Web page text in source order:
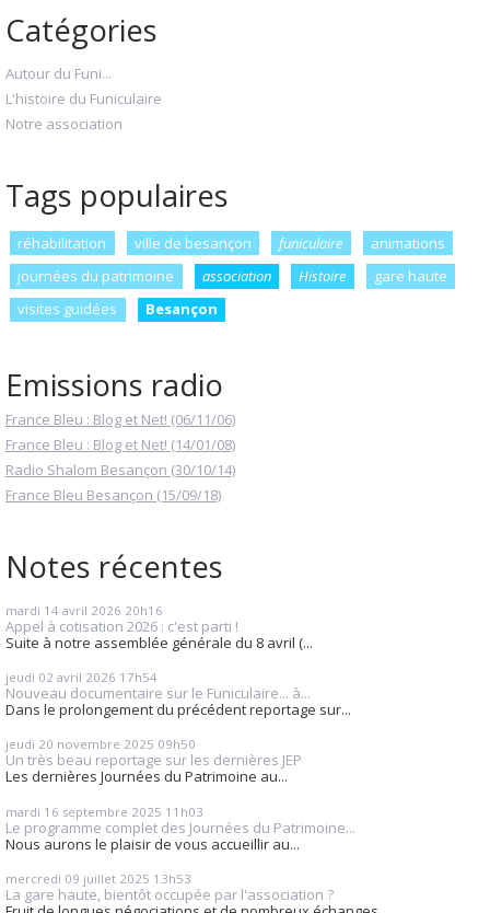
Catégories
Autour du Funi...
L'histoire du Funiculaire
Notre association
Tags populaires
réhabilitation ville de besançon funiculaire
animations
journées du patrimoine
association Histoire
gare haute
visites guidées
Besançon
Emissions radio
France Bleu : Blog et Net! (06/11/06)
France Bleu : Blog et Net! (14/01/08)
Radio Shalom Besançon (30/10/14)
France Bleu Besançon (15/09/18)
Notes récentes
mardi 14 avril 2026 20h16
Appel à cotisation 2026 : c'est parti !
Suite à notre assemblée générale du 8 avril (...
jeudi 02 avril 2026 17h54
Nouveau documentaire sur le Funiculaire... à...
Dans le prolongement du précédent reportage sur...
jeudi 20 novembre 2025 09h50
Un très beau reportage sur les dernières JEP
Les dernières Journées du Patrimoine au...
mardi 16 septembre 2025 11h03
Le programme complet des Journées du Patrimoine...
Nous aurons le plaisir de vous accueillir au...
mercredi 09 juillet 2025 13h53
La gare haute, bientôt occupée par l'association ?